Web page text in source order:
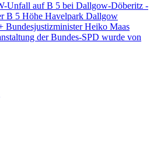
Unfall auf B 5 bei Dallgow-Döberitz -
B 5 Höhe Havelpark Dallgow
Bundesjustizminister Heiko Maas
der Bundes-SPD wurde von